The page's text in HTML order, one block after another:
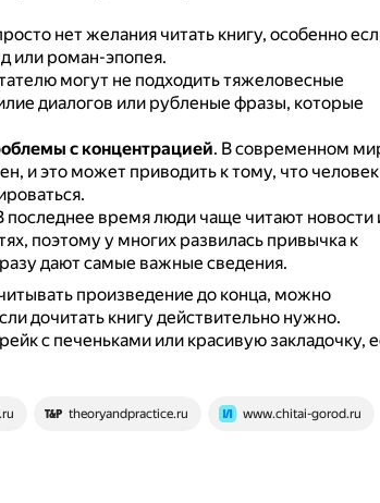
нет желания читать книгу, особенно
или роман-эпопея.
могут не подходить тяжеловесные
диалогов или рубленые фразы, которые
с концентрацией. В современном
и это может приводить к тому, что
последнее время люди чаще читают новости
поэтому у многих развилась привычка к
дают самые важные сведения.
произведение до конца, можно
дочитать книгу действительно нужно.
с печеньками или красивую закладочку,
theoryandpractice.ru www.chitai-gorod.ru